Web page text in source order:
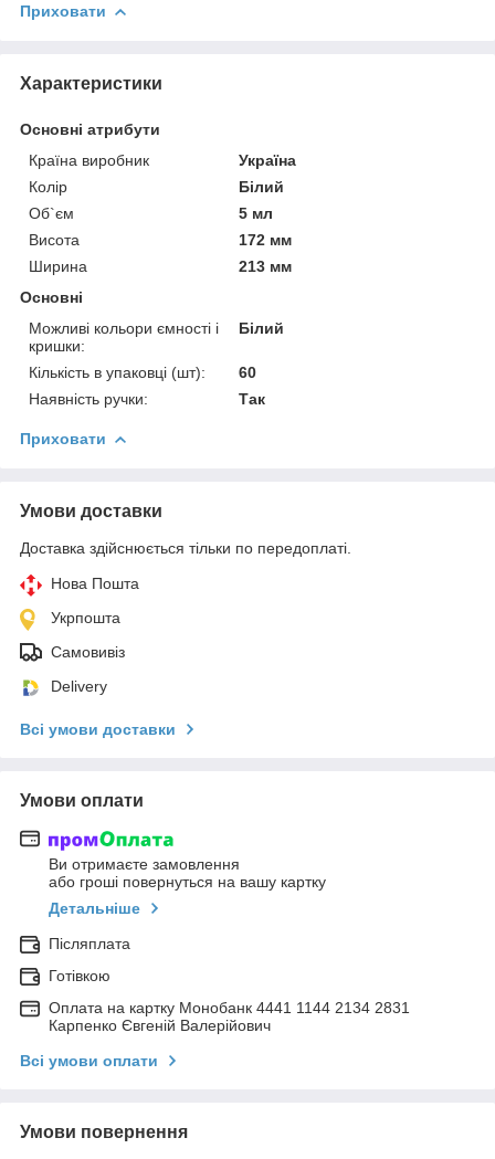
Приховати
Характеристики
Основні атрибути
Країна виробник
Україна
Колір
Білий
Об`єм
5 мл
Висота
172 мм
Ширина
213 мм
Основні
Можливі кольори ємності і
кришки:
Білий
Кількість в упаковці (шт):
60
Наявність ручки:
Так
Приховати
Умови доставки
Доставка здійснюється тільки по передоплаті.
Нова Пошта
Укрпошта
Самовивіз
Delivery
Всі умови доставки
Умови оплати
Ви отримаєте замовлення
або гроші повернуться на вашу картку
Детальніше
Післяплата
Готівкою
Оплата на картку Монобанк 4441 1144 2134 2831
Карпенко Євгеній Валерійович
Всі умови оплати
Умови повернення